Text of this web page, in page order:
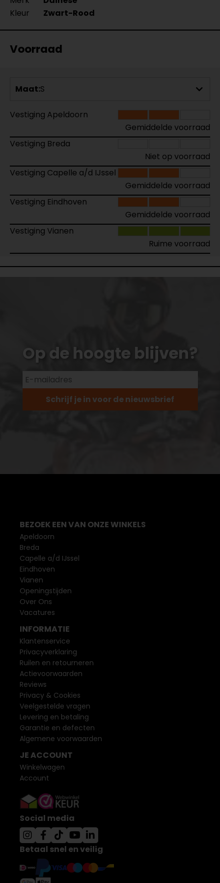
Kleur
Zwart-Rood
Voorraad
Maat:S
Vestiging Apeldoorn
Gemiddelde voorraad
Vestiging Breda
Niet op voorraad
Vestiging Capelle a/d IJssel
Gemiddelde voorraad
Vestiging Eindhoven
Gemiddelde voorraad
Vestiging Vianen
Ruime voorraad
Op de hoogte blijven?
Schrijf je in voor de nieuwsbrief
BEZOEK EEN VAN ONZE WINKELS
Apeldoorn
Breda
Capelle a/d IJssel
Eindhoven
Vianen
Openingstijden
Over Ons
Vacatures
INFORMATIE
Klantenservice
Privacyverklaring
Ruilen en retourneren
Actievoorwaarden
Reviews
Privacy & Cookies
Veelgestelde vragen
Levering en betaling
Garantie en defecten
Algemene voorwaarden
JE ACCOUNT
Winkelwagen
Account
Social media
Betaal snel en veilig